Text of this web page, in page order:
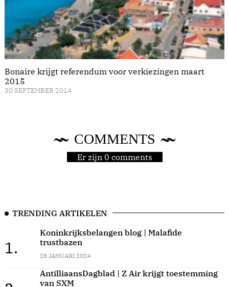
Bonaire krijgt referendum voor verkiezingen maart
2015
30 SEPTEMBER 2014
COMMENTS
Er zijn 0 comments
TRENDING ARTIKELEN
1.
Koninkrijksbelangen blog | Malafide
trustbazen
28 JANUARI 2024
AntilliaansDagblad | Z Air krijgt toestemming
van SXM